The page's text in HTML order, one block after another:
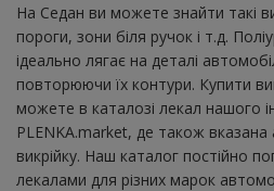
На Седан ви можете знайти такі
пороги, зони біля ручок і т.д.
ідеально лягає на деталі
повторюючи їх контури. Купити
можете в каталозі лекал нашого
PLENKA.market, де також вказана
викрійку. Наш каталог постійно
лекалами для різних марок